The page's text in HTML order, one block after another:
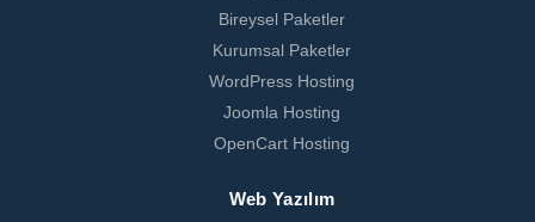
Bireysel Paketler
Kurumsal Paketler
WordPress Hosting
Joomla Hosting
OpenCart Hosting
Web Yazılım